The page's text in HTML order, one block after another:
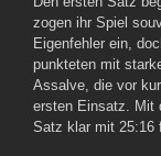
zogen ihr Spiel
Eigenfehler ein,
punkteten mit
Assalve, die vor
ersten Einsatz. Mit
Satz klar mit 25:16